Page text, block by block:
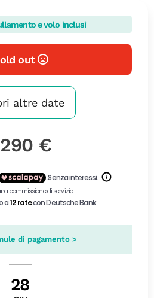
e volo inclusi
out
altre date
€
di pagamento >
28